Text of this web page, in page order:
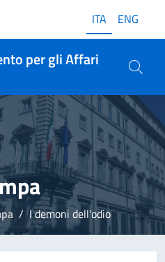
ITA ENG
per gli Affari
I demoni dell'odio